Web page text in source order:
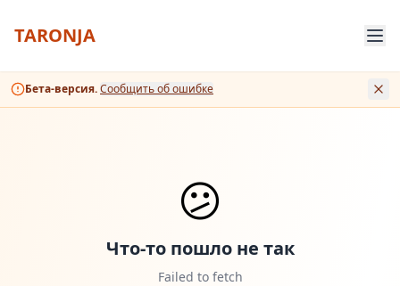
TARONJA
Бета-версия.Сообщить об ошибке
😕
Что-то пошло не так
Failed to fetch